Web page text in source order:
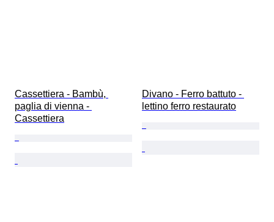
Cassettiera - Bambù,
paglia di vienna -
Cassettiera
Divano - Ferro battuto -
lettino ferro restaurato